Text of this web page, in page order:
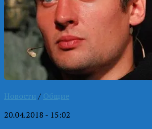
Новости / Общие
20.04.2018 - 15:02